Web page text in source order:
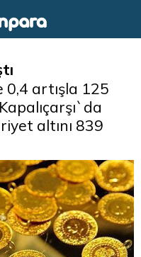
0,4 artışla 125
altını 839